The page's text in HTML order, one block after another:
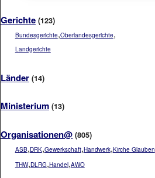
Gerichte (123)
Bundesgerichte,Oberlandesgerichte,
Landgerichte
Länder (14)
Ministerium (13)
Organisationen@ (805)
ASB,DRK,Gewerkschaft,Handwerk,Kirche Glauben
THW,DLRG,Handel,AWO